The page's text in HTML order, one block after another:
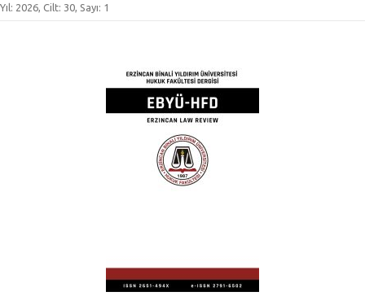
Yıl: 2026, Cilt: 30, Sayı: 1